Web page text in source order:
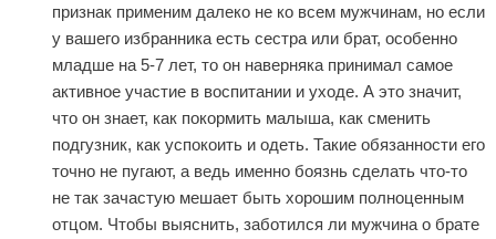
признак применим далеко не ко всем мужчинам, но если
у вашего избранника есть сестра или брат, особенно
младше на 5-7 лет, то он наверняка принимал самое
активное участие в воспитании и уходе. А это значит,
что он знает, как покормить малыша, как сменить
подгузник, как успокоить и одеть. Такие обязанности его
точно не пугают, а ведь именно боязнь сделать что-то
не так зачастую мешает быть хорошим полноценным
отцом. Чтобы выяснить, заботился ли мужчина о брате